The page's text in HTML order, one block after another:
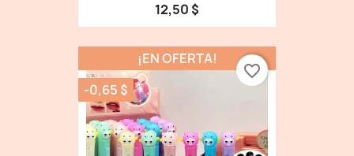
12,50 $
¡EN OFERTA!
-0,65 $
favorite_border